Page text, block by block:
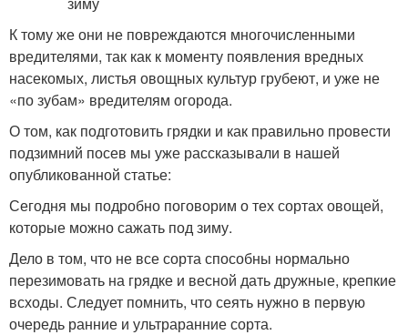
К тому же они не повреждаются многочисленными
вредителями, так как к моменту появления вредных
насекомых, листья овощных культур грубеют, и уже не
«по зубам» вредителям огорода.
О том, как подготовить грядки и как правильно провести
подзимний посев мы уже рассказывали в нашей
опубликованной статье:
Сегодня мы подробно поговорим о тех сортах овощей,
которые можно сажать под зиму.
Дело в том, что не все сорта способны нормально
перезимовать на грядке и весной дать дружные, крепкие
всходы. Следует помнить, что сеять нужно в первую
очередь ранние и ультраранние сорта.